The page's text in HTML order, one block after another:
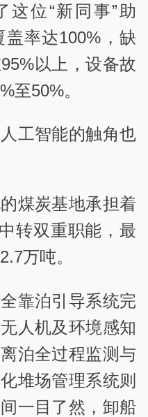
这位“新同事”助
率达100%，缺
以上，设备故
至50%。
工智能的触角也
煤炭基地承担着
转双重职能，最
万吨。
靠泊引导系统完
人机及环境感知
泊全过程监测与
堆场管理系统则
一目了然，卸船